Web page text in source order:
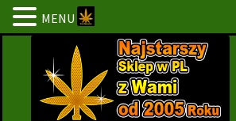
nawigacji
treści
MENU